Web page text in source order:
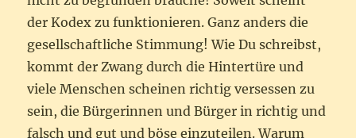
der Kodex zu funktionieren. Ganz anders die
gesellschaftliche Stimmung! Wie Du schreibst,
kommt der Zwang durch die Hintertüre und
viele Menschen scheinen richtig versessen zu
sein, die Bürgerinnen und Bürger in richtig und
falsch und gut und böse einzuteilen. Warum